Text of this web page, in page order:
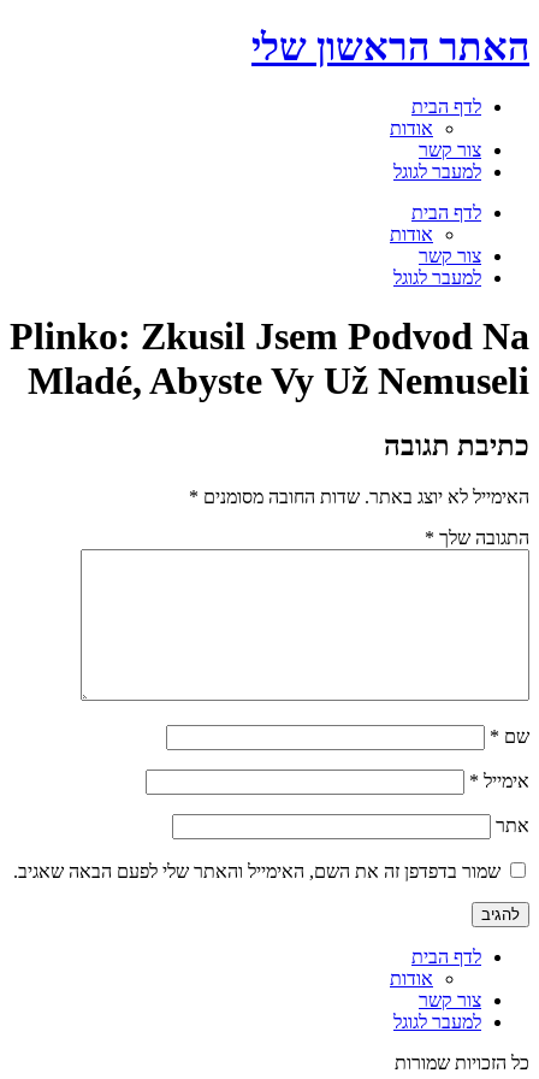
דלג
לתוכן
האתר הראשון שלי
לדף הבית
אודות
צור קשר
למעבר לגוגל
תפריט לדף הבית
אודות
צור קשר
למעבר לגוגל
Plinko: Zkusil Jsem Podvod Na
Mladé, Abyste Vy Už Nemuseli
כתיבת תגובה
האימייל לא יוצג באתר. שדות החובה מסומנים *
התגובה שלך *
שם *
אימייל *
אתר
שמור בדפדפן זה את השם, האימייל והאתר שלי לפעם הבאה שאגיב.
לדף הבית
אודות
צור קשר
למעבר לגוגל
כל הזכויות שמורות